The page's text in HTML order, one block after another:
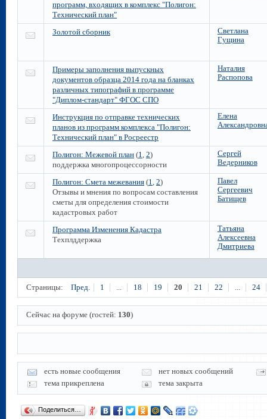
программ, входящих в комплекс "Полигон:
Технический план"
Золотой сборник
Светлана
Гущина
Примеры заполнения выпускных
документов образца 2014 года на бланках
различных типографий в программе
"Диплом-стандарт" ФГОС СПО
Наталия
Распопова
Инструкция по отправке технических
планов из программ комплекса "Полигон:
Технический план" в Росреестр
Елена
Полигон: Межевой план (1, 2)
поддержка многопроцессорности
Сергей
Ведерников
Полигон: Смета межевания (1, 2)
Отзывы и мнения по вопросам составления
сметы для определения стоимости
кадастровых работ
Павел
Сергеевич
Батищев
Программа Изменения Кадастра
Техплддержка
Татьяна
Алексеевна
Дмитриева
Страницы: Пред. 1 18 19 20 21 22 24
Сейчас на форуме (гостей: 130)
есть новые сообщения
нет новых сообщений
тема прикреплена
тема закрыта
Поделиться…